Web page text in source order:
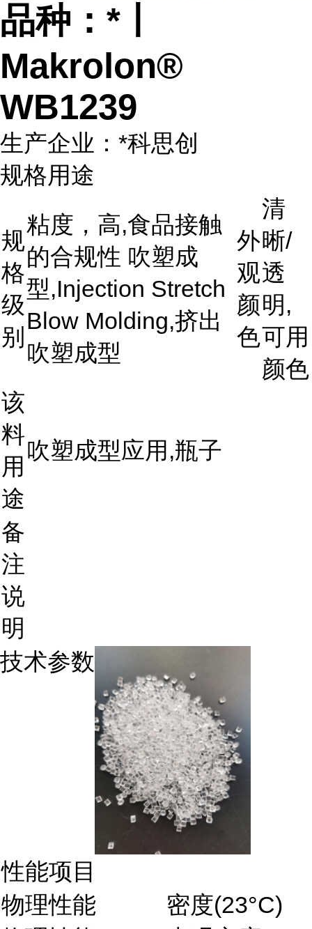
品种：*丨
Makrolon®
WB1239
生产企业：*科思创
规格用途
规
格
级
别
粘度，高,食品接触
的合规性 吹塑成
型,Injection Stretch
Blow Molding,挤出
吹塑成型
外
观
颜
色
清
晰/
透
明,
可用
颜色
该
料
用
途
吹塑成型应用,瓶子
备
注
说
明
技术参数
性能项目
物理性能
密度(23°C)